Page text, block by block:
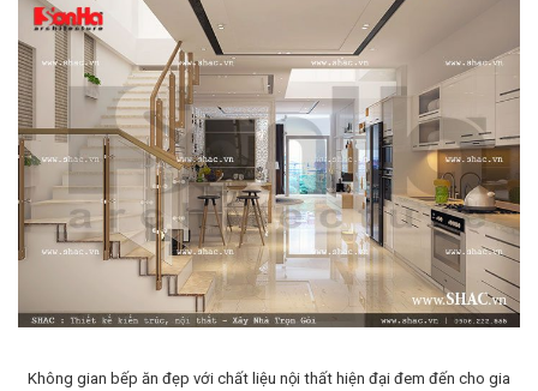
Không gian bếp ăn đẹp với chất liệu nội thất hiện đại đem đến cho gia